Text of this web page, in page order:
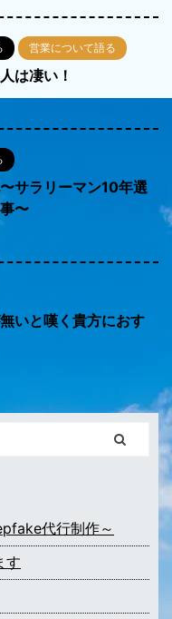
営業について語る
は凄い！
サラリーマン10年選
〜
いと嘆く貴方におす
代行制作～
す